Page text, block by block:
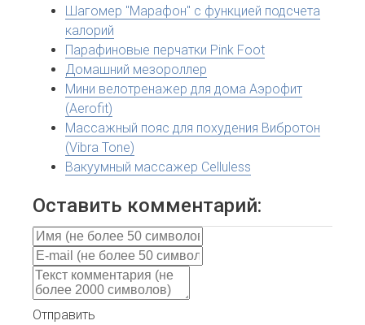
Шагомер "Марафон" с функцией подсчета
калорий
Парафиновые перчатки Pink Foot
Домашний мезороллер
Мини велотренажер для дома Аэрофит
(Aerofit)
Массажный пояс для похудения Вибротон
(Vibra Tone)
Вакуумный массажер Celluless
Оставить комментарий:
Отправить